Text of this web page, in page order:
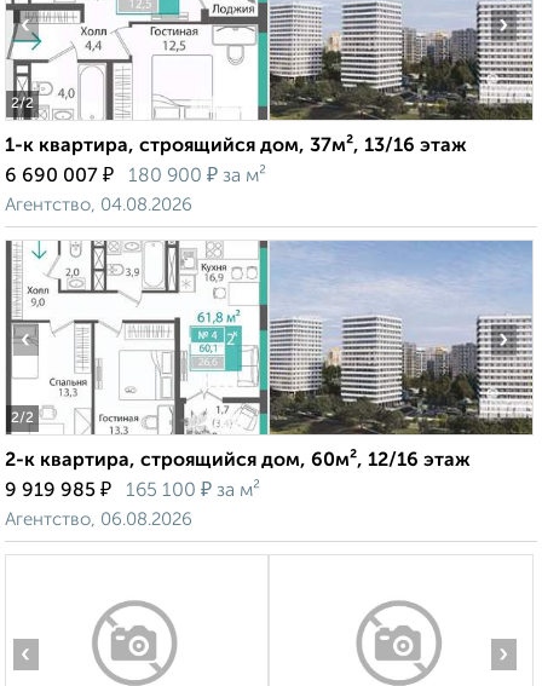
2/2
‹ ›
1-к квартира, строящийся дом, 37м², 13/16 этаж
6 690 007 ₽ 180 900 ₽ за м²
Агентство, 04.08.2026
2/2
‹ ›
2-к квартира, строящийся дом, 60м², 12/16 этаж
9 919 985 ₽ 165 100 ₽ за м²
Агентство, 06.08.2026
‹ ›